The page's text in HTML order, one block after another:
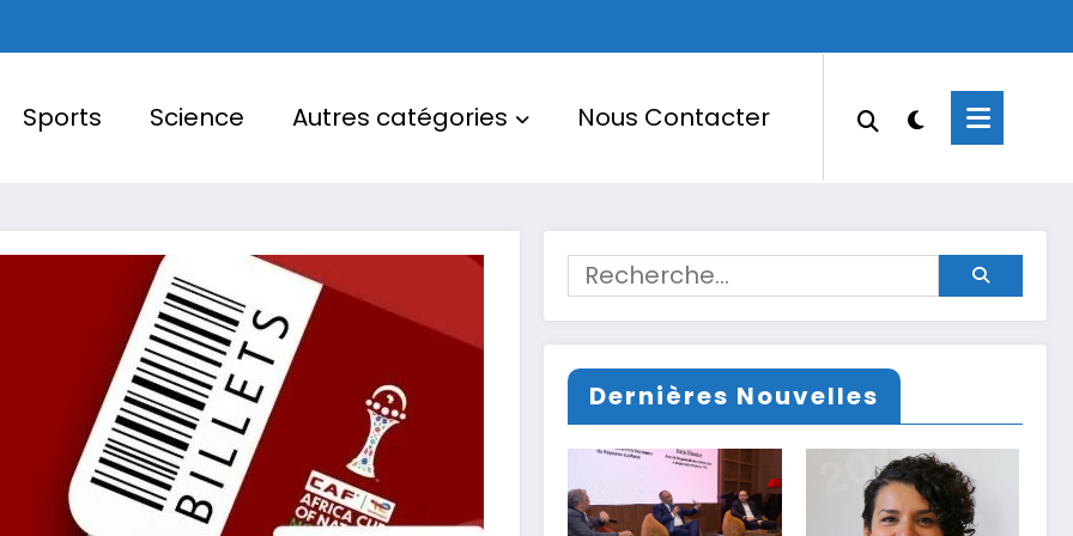
Sports Science Autres catégories Nous Contacter
Dernières Nouvelles